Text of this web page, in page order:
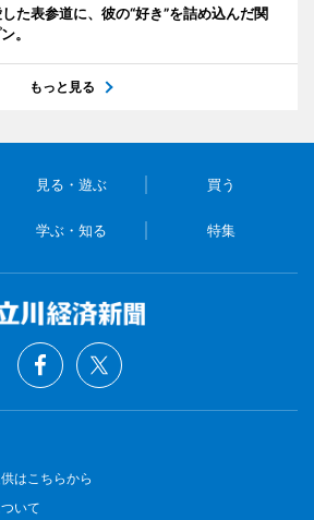
た表参道に、彼の“好き”を詰め込んだ関
。
もっと見る
見る・遊ぶ 買う
学ぶ・知る 特集
はこちらから
いて